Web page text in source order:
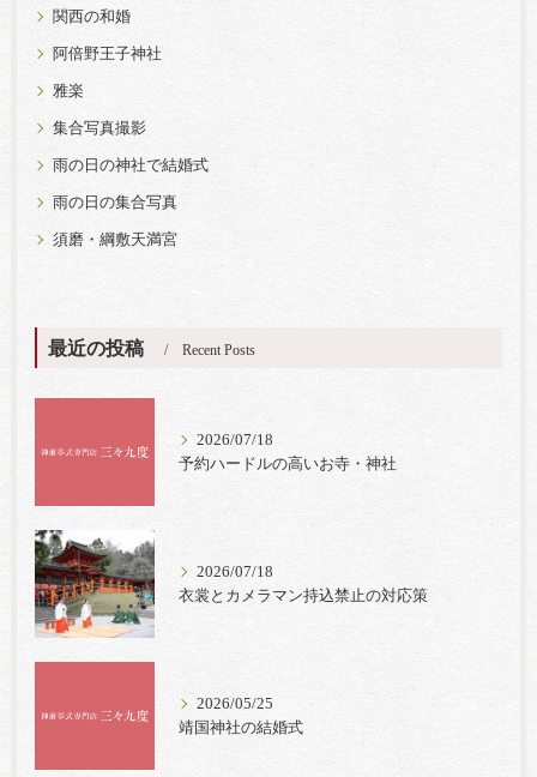
関西の和婚
阿倍野王子神社
雅楽
集合写真撮影
雨の日の神社で結婚式
雨の日の集合写真
須磨・綱敷天満宮
最近の投稿 Recent Posts
2026/07/18
予約ハードルの高いお寺・神社
2026/07/18
衣裳とカメラマン持込禁止の対応策
2026/05/25
靖国神社の結婚式